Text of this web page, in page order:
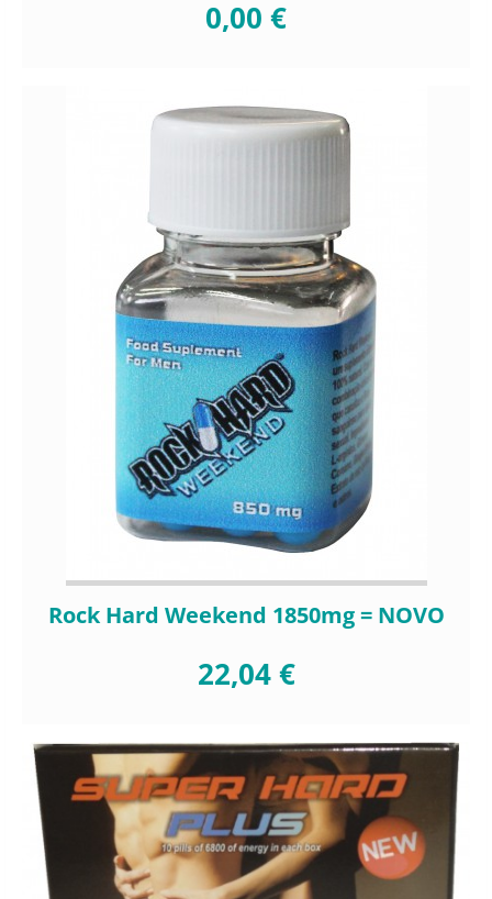
0,00 €
Rock Hard Weekend 1850mg = NOVO
22,04 €